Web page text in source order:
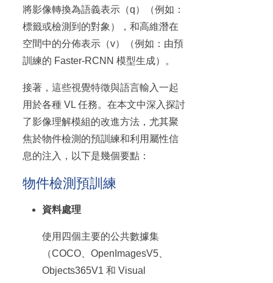
將影像轉換為語義表示（q）（例如：
標籤或檢測到的對象），和高維潛在
空間中的分佈表示（v）（例如：由預
訓練的 Faster-RCNN 模型生成）。
接著，這些視覺特徵與語言輸入一起
用於各種 VL 任務。在本文中深入探討
了影像理解模組的改進方法，尤其聚
焦於物件檢測的預訓練和利用屬性信
息的注入，以下是幾個要點：
物件檢測預訓練
資料處理
使用四個主要的公共數據集
（COCO、OpenImagesV5、
Objects365V1 和 Visual